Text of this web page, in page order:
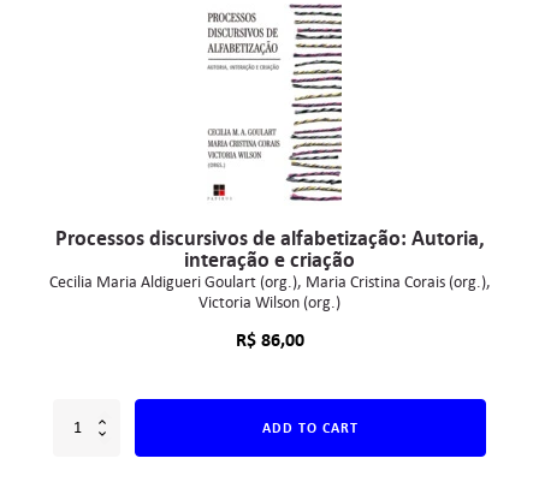
Processos discursivos de alfabetização: Autoria,
interação e criação
Cecilia Maria Aldigueri Goulart (org.) Maria Cristina Corais (org.)
Victoria Wilson (org.)
R$86,00
ADD TO CART